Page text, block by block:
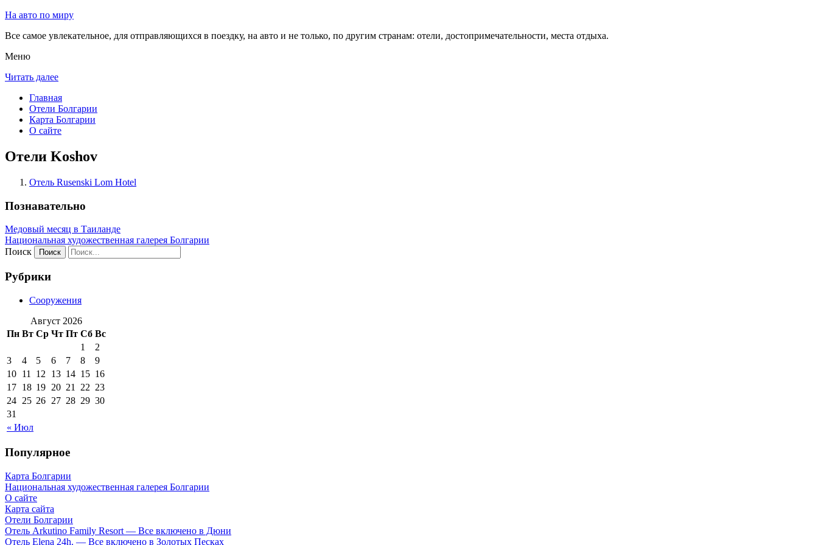
На авто по миру
Все самое увлекательное, для отправляющихся в поездку, на авто и не только, по другим странам: отели, достопримечательности, места отдыха.
Меню
Читать далее
Главная
Отели Болгарии
Карта Болгарии
О сайте
Отели Koshov
Отель Rusenski Lom Hotel
Познавательно
Медовый месяц в Таиланде
Национальная художественная галерея Болгарии
Поиск
Рубрики
Сооружения
Август 2026
Пн Вт Ср Чт Пт Сб Вс
« Июл
1
2
3
4 5 6 7 8
9
10 11 12 13 14 15 16
17 18 19 20 21 22 23
24 25 26 27 28 29 30
31
Популярное
Карта Болгарии
Национальная художественная галерея Болгарии
О сайте
Карта сайта
Отели Болгарии
Отель Arkutino Family Resort — Все включено в Дюни
Отель Elena 24h. — Все включено в Золотых Песках